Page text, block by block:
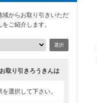
域からお取り引きいただ
ご紹介します。
選択
取り引きろうきんは
選択して下さい。